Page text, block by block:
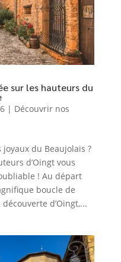
sur les hauteurs du
| Découvrir nos
du Beaujolais ?
d’Oingt vous
! Au départ
boucle de
d’Oingt,...